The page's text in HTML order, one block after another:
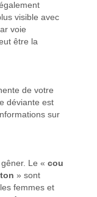
visible avec
voie
être la
de votre
déviante est
sur
Le « cou
» sont
femmes et